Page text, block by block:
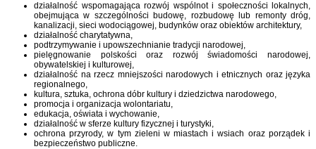
działalność wspomagająca rozwój wspólnot i społeczności lokalnych,
obejmująca w szczególności budowę, rozbudowę lub remonty dróg,
kanalizacji, sieci wodociągowej, budynków oraz obiektów architektury,
działalność charytatywna,
podtrzymywanie i upowszechnianie tradycji narodowej,
pielęgnowanie polskości oraz rozwój świadomości narodowej,
obywatelskiej i kulturowej,
działalność na rzecz mniejszości narodowych i etnicznych oraz języka
regionalnego,
kultura, sztuka, ochrona dóbr kultury i dziedzictwa narodowego,
promocja i organizacja wolontariatu,
edukacja, oświata i wychowanie,
działalność w sferze kultury fizycznej i turystyki,
ochrona przyrody, w tym zieleni w miastach i wsiach oraz porządek i
bezpieczeństwo publiczne.